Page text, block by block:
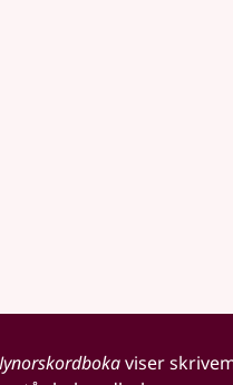
viser